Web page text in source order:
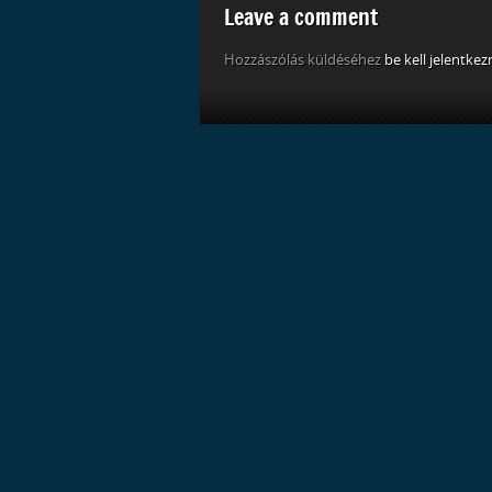
Leave a comment
Hozzászólás küldéséhez be kell